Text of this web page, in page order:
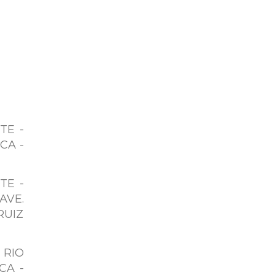
-
-
-
RIO
-